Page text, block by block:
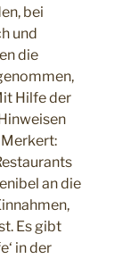
bei
und
die
Hilfe der
an die
Es gibt
in der